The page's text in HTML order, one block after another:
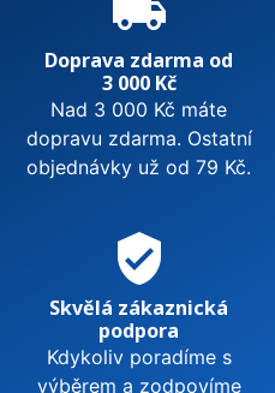
Doprava zdarma od
3 000 Kč
Nad 3 000 Kč máte
dopravu zdarma. Ostatní
objednávky už od 79 Kč.
verified_user
Skvělá zákaznická
podpora
Kdykoliv poradíme s
výběrem a zodpovíme